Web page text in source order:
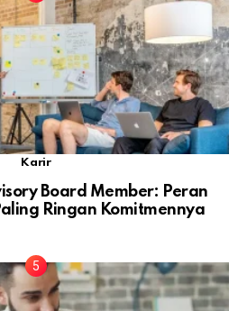
Karir
Board Member: Peran
Ringan Komitmennya